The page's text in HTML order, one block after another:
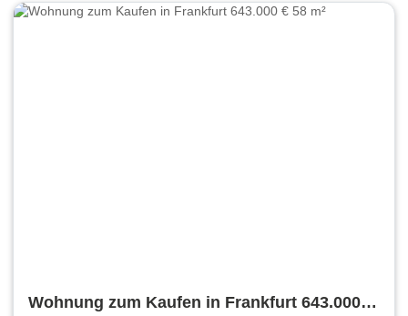
Wohnung zum Kaufen in Frankfurt 643.000 €